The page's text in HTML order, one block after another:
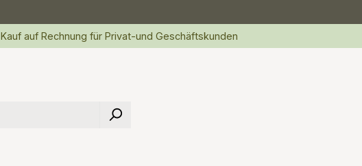
Kauf auf Rechnung für Privat-und Geschäftskunden